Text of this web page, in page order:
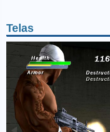
Telas